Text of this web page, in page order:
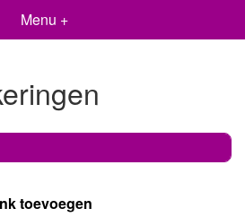
Menu +
toevoegen